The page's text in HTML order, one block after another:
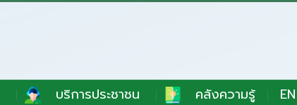
บริการประชาชน คลังความรู้ EN